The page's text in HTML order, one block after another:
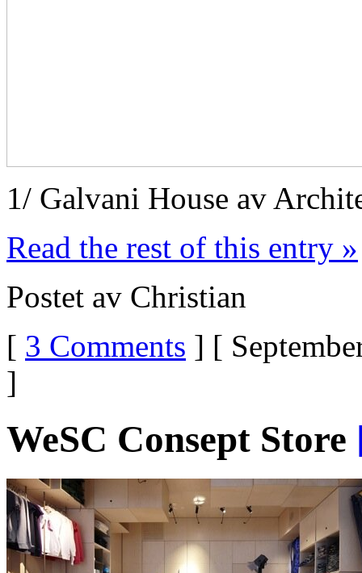
1/ Galvani House av
Read the rest of this entry »
Postet av Christian
[ 3 Comments ] [
]
WeSC Consept Store